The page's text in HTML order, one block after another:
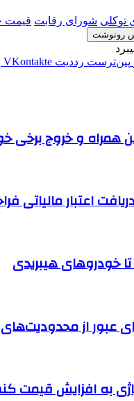
توکلی شورای رقابت قیمت
رونوشت
‫پین‌ترست ‫رددیت ‫VKontakte
و خروج برخی
اعتبار مالیاتی
خودروهای هیبریدی
عبور از
به افزایش قیمت